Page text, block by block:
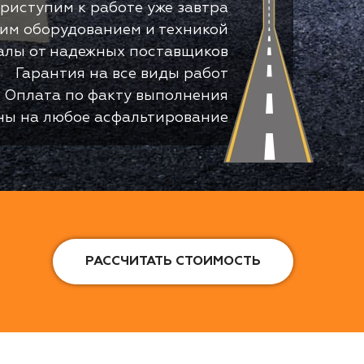
к работе уже завтра
оборудованием и техникой
от надежных поставщиков
Гарантия на все виды работ
Оплата по факту выполнения
на любое асфальтирование
РАССЧИТАТЬ СТОИМОСТЬ